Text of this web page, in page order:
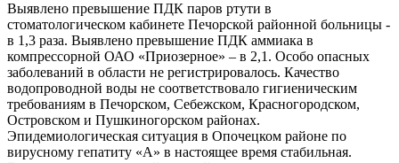
Выявлено превышение ПДК паров ртути в
стоматологическом кабинете Печорской районной больницы -
в 1,3 раза. Выявлено превышение ПДК аммиака в
компрессорной ОАО «Приозерное» – в 2,1. Особо опасных
заболеваний в области не регистрировалось. Качество
водопроводной воды не соответствовало гигиеническим
требованиям в Печорском, Себежском, Красногородском,
Островском и Пушкиногорском районах.
Эпидемиологическая ситуация в Опочецком районе по
вирусному гепатиту «А» в настоящее время стабильная.